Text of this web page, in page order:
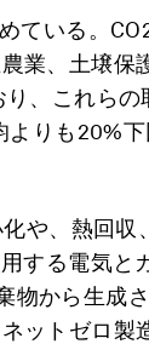
ている。
業、土壌保
、これらの
よりも20%
や、熱回収
する電気と
物から生成
ットゼロ製